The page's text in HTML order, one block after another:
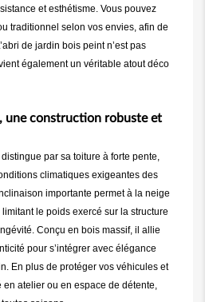
et esthétisme. Vous pouvez
traditionnel selon vos envies, afin de
de jardin bois peint n’est pas
également un véritable atout déco
une construction robuste et
par sa toiture à forte pente,
climatiques exigeantes des
importante permet à la neige
le poids exercé sur la structure
Conçu en bois massif, il allie
pour s’intégrer avec élégance
En plus de protéger vos véhicules et
en atelier ou en espace de détente,